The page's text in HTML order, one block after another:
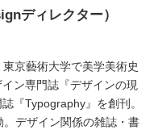
ディレクター）
京藝術大学で美学美術史
ン専門誌『デザインの現
『Typography』を創刊。
デザイン関係の雑誌・書